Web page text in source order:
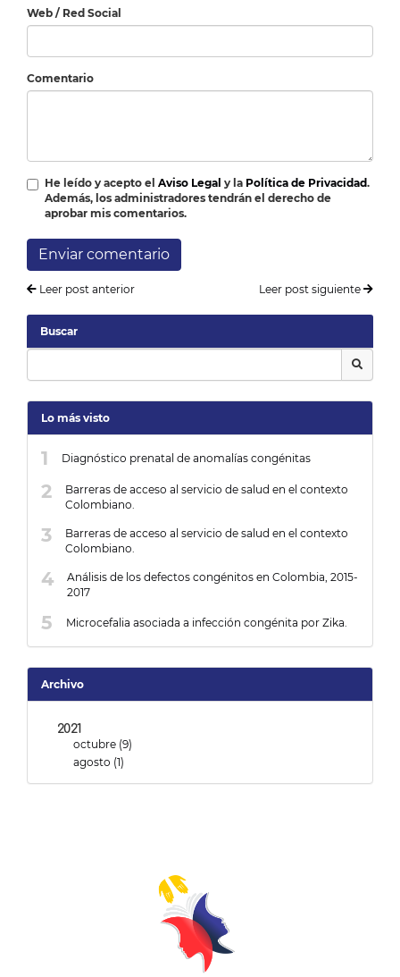
Web / Red Social
Comentario
He leído y acepto el Aviso Legal y la Política de Privacidad.
Además, los administradores tendrán el derecho de
aprobar mis comentarios.
Enviar comentario
Leer post anterior Leer post siguiente
Buscar
Lo más visto
Diagnóstico prenatal de anomalías congénitas
Barreras de acceso al servicio de salud en el contexto
Colombiano.
Barreras de acceso al servicio de salud en el contexto
Colombiano.
Análisis de los defectos congénitos en Colombia, 2015-
2017
Microcefalia asociada a infección congénita por Zika.
Archivo
2021
octubre (9)
agosto (1)